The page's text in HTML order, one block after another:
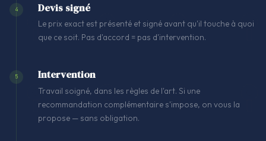
4 Devis signé
Le prix exact est présenté et signé avant qu'il touche à quoi
que ce soit. Pas d'accord = pas d'intervention.
5 Intervention
Travail soigné, dans les règles de l'art. Si une
recommandation complémentaire s'impose, on vous la
propose — sans obligation.